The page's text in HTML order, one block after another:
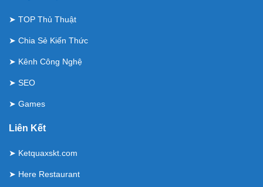
➤ TOP Thủ Thuật
➤ Chia Sẻ Kiến Thức
➤ Kênh Công Nghệ
➤ SEO
➤ Games
Liên Kết
➤ Ketquaxskt.com
➤ Here Restaurant